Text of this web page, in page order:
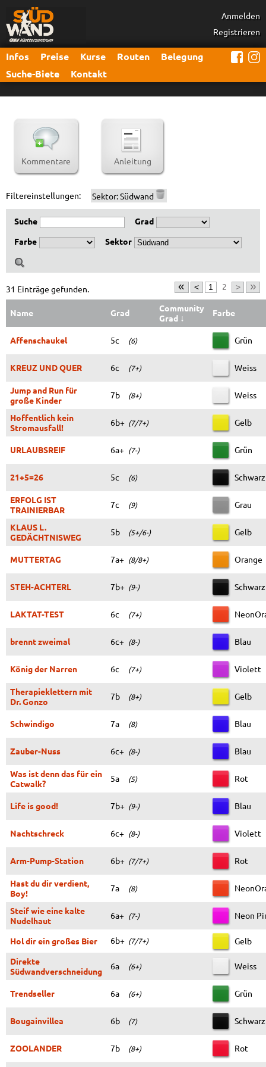
Anmelden
Registrieren
Infos Preise Kurse Routen
Belegung
Suche-Biete
Kontakt
Kommentare Anleitung
Filtereinstellungen: Sektor:Südwand
Suche
Grad
Farbe
Sektor
« < 1 2 > »
31 Einträge gefunden.
Name Grad
Community
Grad ↓ Farbe
Affenschaukel 5c (6) Grün
KREUZ UND QUER 6c (7+) Weiss
Jump and Run für
große Kinder
7b (8+) Weiss
Hoffentlich kein
Stromausfall!
6b+ (7/7+) Gelb
URLAUBSREIF 6a+ (7-) Grün
21+5=26 5c (6) Schwarz
ERFOLG IST
TRAINIERBAR
7c (9) Grau
KLAUS L.
GEDÄCHTNISWEG
5b (5+/6-) Gelb
MUTTERTAG 7a+ (8/8+) Orange
STEH-ACHTERL 7b+ (9-) Schwarz
LAKTAT-TEST 6c (7+)
brennt zweimal 6c+ (8-) Blau
König der Narren 6c (7+) Violett
Therapieklettern mit
Dr. Gonzo
7b (8+) Gelb
Schwindigo 7a (8) Blau
Zauber-Nuss 6c+ (8-) Blau
Was ist denn das für ein
Catwalk?
5a (5) Rot
Life is good! 7b+ (9-) Blau
Nachtschreck 6c+ (8-) Violett
Arm-Pump-Station 6b+ (7/7+) Rot
Hast du dir verdient,
Boy!
7a (8)
Steif wie eine kalte
Nudelhaut
6a+ (7-) Neon
Hol dir ein großes Bier 6b+ (7/7+)
Gelb
Direkte
Südwandverschneidung
6a (6+) Weiss
Trendseller 6a (6+) Grün
Bougainvillea 6b (7) Schwarz
ZOOLANDER 7b (8+) Rot